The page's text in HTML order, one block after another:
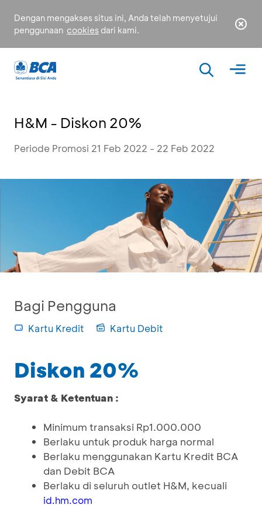
Dengan mengakses situs ini, Anda telah menyetujui
penggunaan cookies dari kami.
H&M - Diskon 20%
Periode Promosi 21 Feb 2022 - 22 Feb 2022
Bagi Pengguna
Kartu Kredit Kartu Debit
Diskon 20%
Syarat & Ketentuan :
Minimum transaksi Rp1.000.000
Berlaku untuk produk harga normal
Berlaku menggunakan Kartu Kredit BCA
dan Debit BCA
Berlaku di seluruh outlet H&M, kecuali
id.hm.com